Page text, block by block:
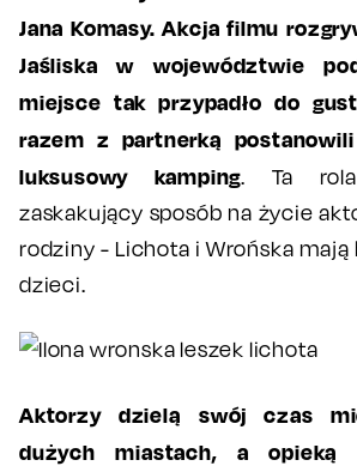
Jana Komasy. Akcja filmu
Jaśliska w województwie
miejsce tak przypadło do
razem z partnerką
luksusowy kamping. Ta rola
zaskakujący sposób na życie
rodziny - Lichota i Wrońska
dzieci.
Aktorzy dzielą swój czas
dużych miastach, a opieką